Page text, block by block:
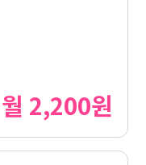
월 2,200원